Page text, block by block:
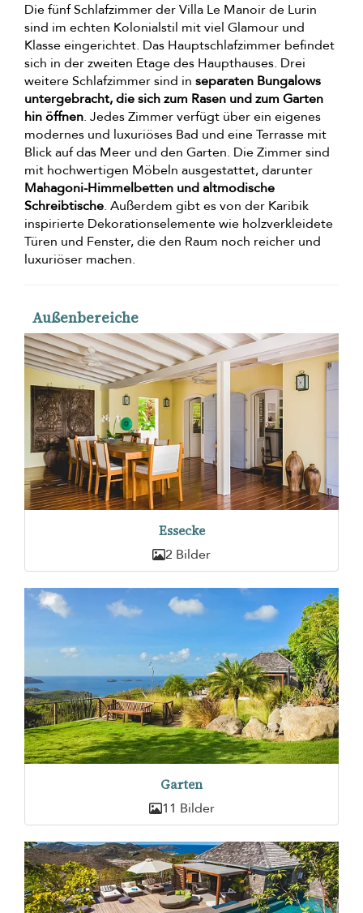
Die fünf Schlafzimmer der Villa Le Manoir de Lurin
sind im echten Kolonialstil mit viel Glamour und
Klasse eingerichtet. Das Hauptschlafzimmer befindet
sich in der zweiten Etage des Haupthauses. Drei
weitere Schlafzimmer sind in separaten Bungalows
untergebracht, die sich zum Rasen und zum Garten
hin öffnen. Jedes Zimmer verfügt über ein eigenes
modernes und luxuriöses Bad und eine Terrasse mit
Blick auf das Meer und den Garten. Die Zimmer sind
mit hochwertigen Möbeln ausgestattet, darunter
Mahagoni-Himmelbetten und altmodische
Schreibtische. Außerdem gibt es von der Karibik
inspirierte Dekorationselemente wie holzverkleidete
Türen und Fenster, die den Raum noch reicher und
luxuriöser machen.
Außenbereiche
Essecke
2 Bilder
Garten
11 Bilder